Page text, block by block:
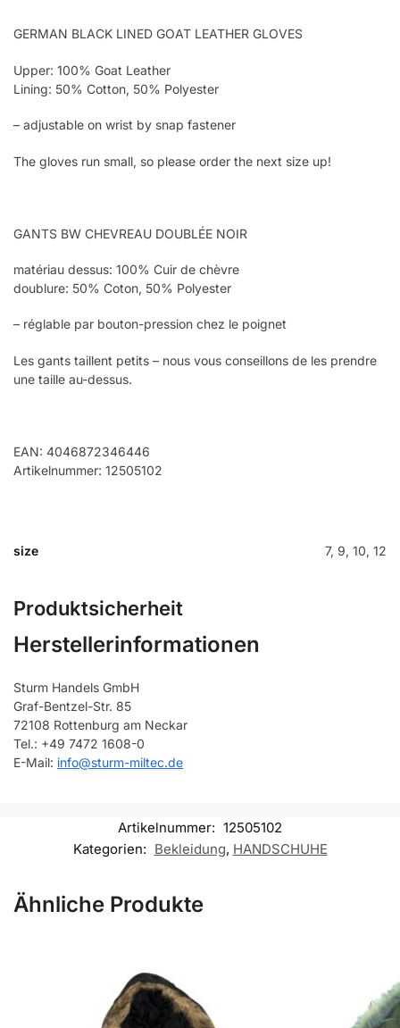
GERMAN BLACK LINED GOAT LEATHER GLOVES
Upper: 100% Goat Leather
Lining: 50% Cotton, 50% Polyester
– adjustable on wrist by snap fastener
The gloves run small, so please order the next size up!
GANTS BW CHEVREAU DOUBLÉE NOIR
matériau dessus: 100% Cuir de chèvre
doublure: 50% Coton, 50% Polyester
– réglable par bouton-pression chez le poignet
Les gants taillent petits – nous vous conseillons de les prendre
une taille au-dessus.
EAN: 4046872346446
Artikelnummer: 12505102
size 7, 9, 10, 12
Produktsicherheit
Herstellerinformationen
Sturm Handels GmbH
Graf-Bentzel-Str. 85
72108 Rottenburg am Neckar
Tel.: +49 7472 1608-0
E-Mail: info@sturm-miltec.de
Artikelnummer: 12505102
Kategorien: Bekleidung, HANDSCHUHE
Ähnliche Produkte